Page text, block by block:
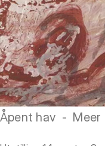
Åpent hav - Meer